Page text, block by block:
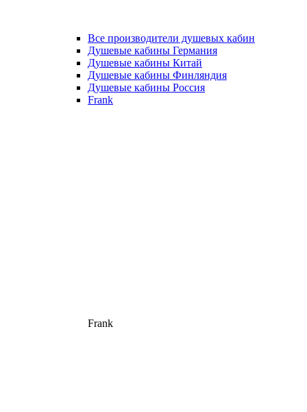
Все производители душевых кабин
Душевые кабины Германия
Душевые кабины Китай
Душевые кабины Финляндия
Душевые кабины Россия
Frank
Frank